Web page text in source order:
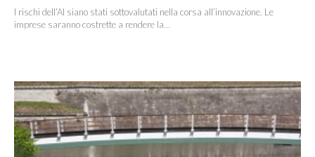
I rischi dell’AI siano stati sottovalutati nella corsa all’innovazione. Le
imprese saranno costrette a rendere la...